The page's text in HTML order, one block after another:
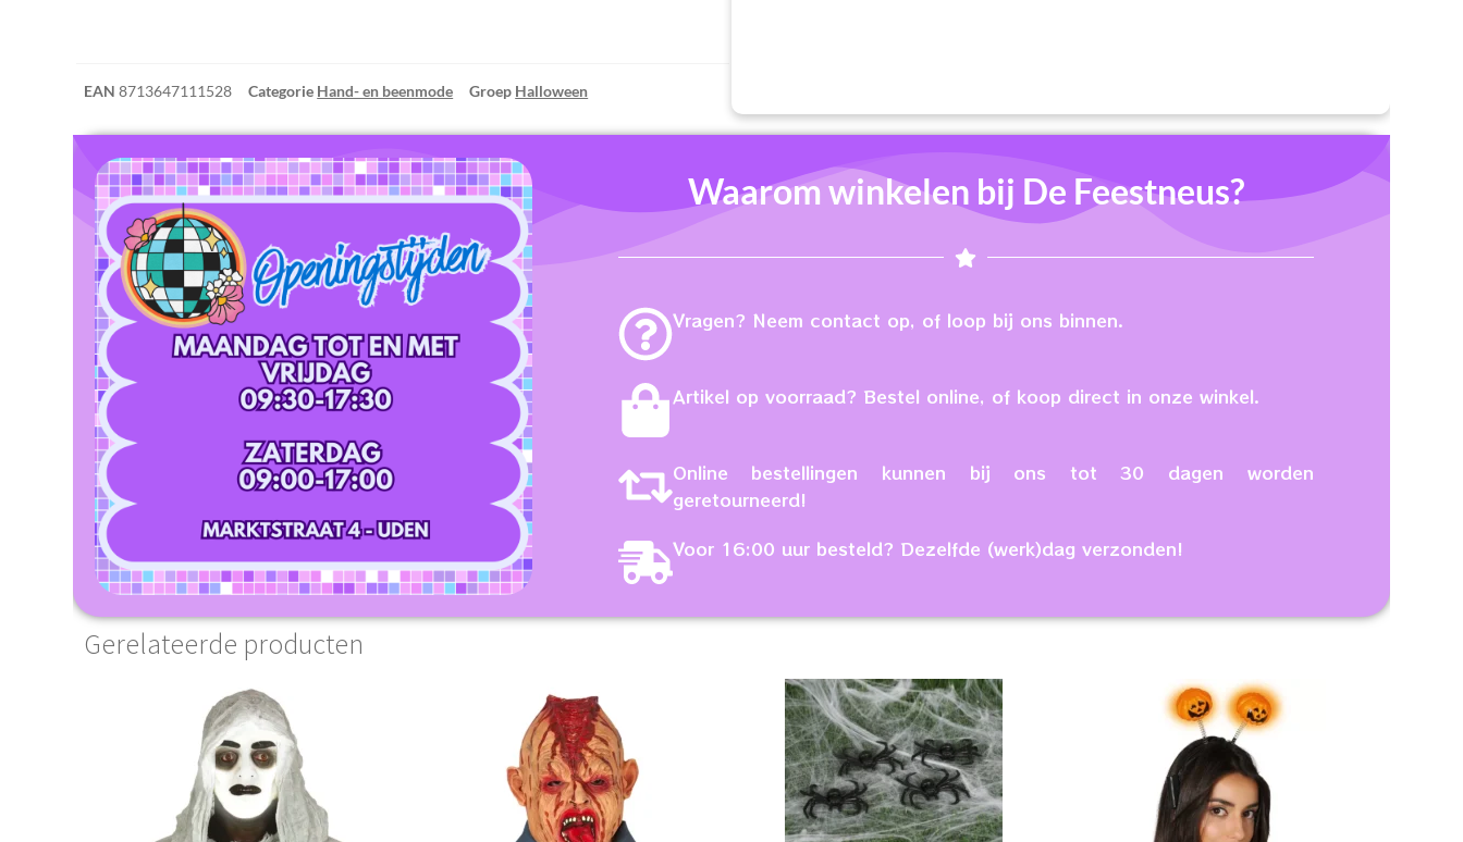
EAN8713647111528 Categorie Hand- en beenmode Groep Halloween
Waarom winkelen bij De Feestneus?
Vragen? Neem contact op, of loop bij ons binnen.
Artikel op voorraad? Bestel online, of koop direct in onze winkel.
Online bestellingen kunnen bij ons tot 30 dagen worden
geretourneerd!
Voor 16:00 uur besteld? Dezelfde (werk)dag verzonden!
Gerelateerde producten